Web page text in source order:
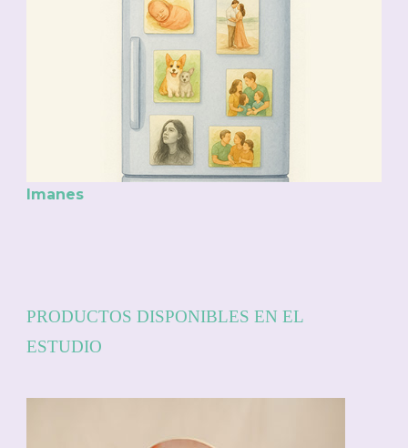
Imanes
PRODUCTOS DISPONIBLES EN EL
ESTUDIO